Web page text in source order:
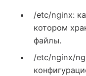
/etc/nginx:
котором
файлы.
/etc/nginx/